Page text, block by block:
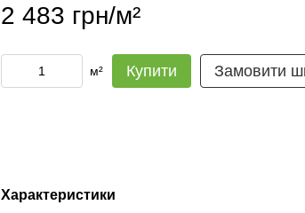
2 483 грн/м²
м² Купити Замовити
Характеристики